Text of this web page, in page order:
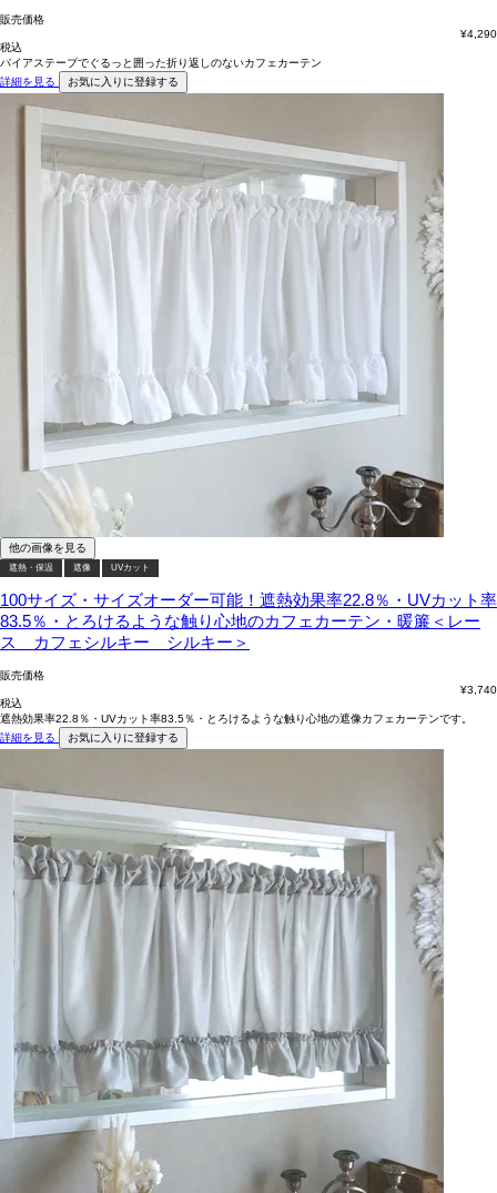
販売価格
¥4,290
税込
バイアステープでぐるっと囲った折り返しのないカフェカーテン
詳細を見る
お気に入りに登録する
他の画像を見る
遮熱・保温 遮像 UVカット
100サイズ・サイズオーダー可能！遮熱効果率22.8％・UVカット率
83.5％・とろけるような触り心地のカフェカーテン・暖簾＜レー
ス カフェシルキー シルキー＞
販売価格
¥3,740
税込
遮熱効果率22.8％・UVカット率83.5％・とろけるような触り心地の遮像カフェカーテンです。
詳細を見る
お気に入りに登録する